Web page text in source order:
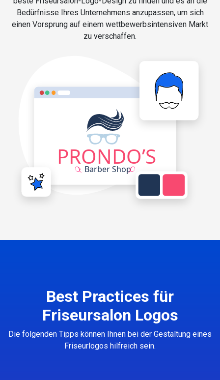
Bedürfnisse Ihres Unternehmens anzupassen, um sich
einen Vorsprung auf einem wettbewerbsintensiven Markt
zu verschaffen.
Best Practices für
Friseursalon Logos
Die folgenden Tipps können Ihnen bei der Gestaltung eines
Friseurlogos hilfreich sein.